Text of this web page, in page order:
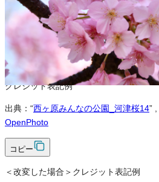
改変
可
クレジット表記
必須
クレジット表記例
出典：“西ヶ原みんなの公園_河津桜14”
OpenPhoto
コピー
＜改変した場合＞クレジット表記例